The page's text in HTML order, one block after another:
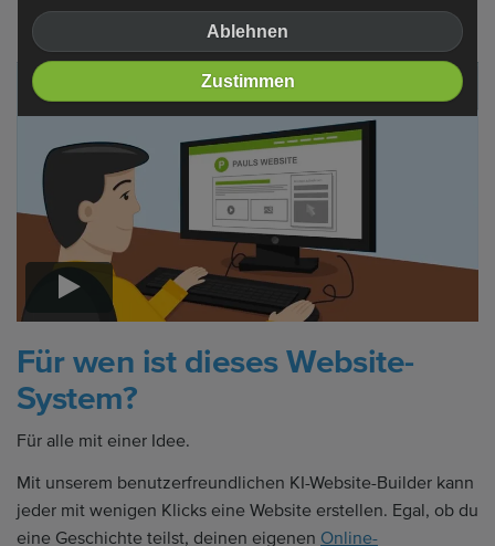
Für wen ist dieses Website-
System?
Für alle mit einer Idee.
Mit unserem benutzerfreundlichen KI-Website-Builder kann
jeder mit wenigen Klicks eine Website erstellen. Egal, ob du
eine Geschichte teilst, deinen eigenen Online-
Ablehnen
Zustimmen